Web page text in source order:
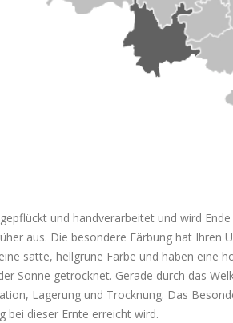
und handverarbeitet und wird
aus. Die besondere Färbung hat Ihren
satte, hellgrüne Farbe und haben eine
Sonne getrocknet. Gerade durch das
Lagerung und Trocknung. Das
bei dieser Ernte erreicht wird.